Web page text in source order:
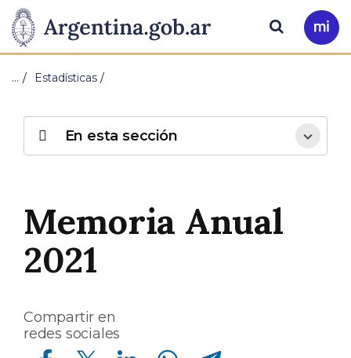
Presidencia
de
Nación
Pasar al contenido principal
Ir
a
Buscar
… Estadísticas
Memoria Anual
2021
Compartir en
redes sociales
Compartir en Facebook Compartir en Twitter Compartir en Linkedin Compartir en Whatsapp Compartir en Telegram
En esta sección